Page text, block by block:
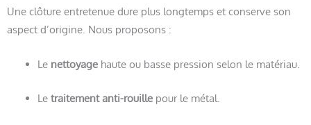
Une clôture entretenue dure plus longtemps et conserve son
aspect d’origine. Nous proposons :
Le nettoyagehaute ou basse pression selon le matériau.
Le traitement anti-rouillepour le métal.